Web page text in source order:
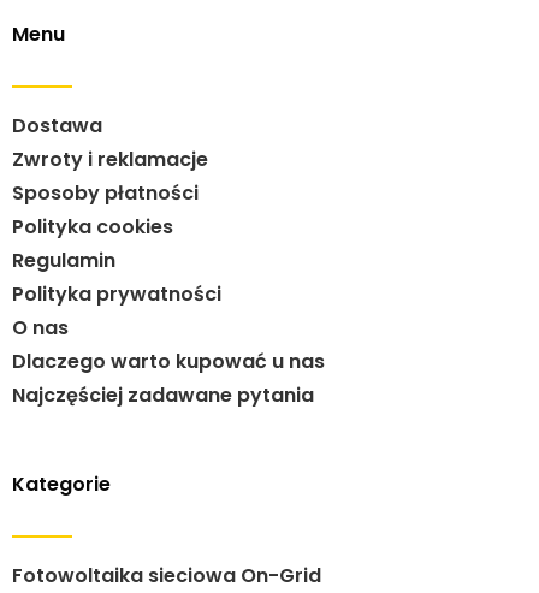
Menu
Dostawa
Zwroty i reklamacje
Sposoby płatności
Polityka cookies
Regulamin
Polityka prywatności
O nas
Dlaczego warto kupować u nas
Najczęściej zadawane pytania
Kategorie
Fotowoltaika sieciowa On-Grid